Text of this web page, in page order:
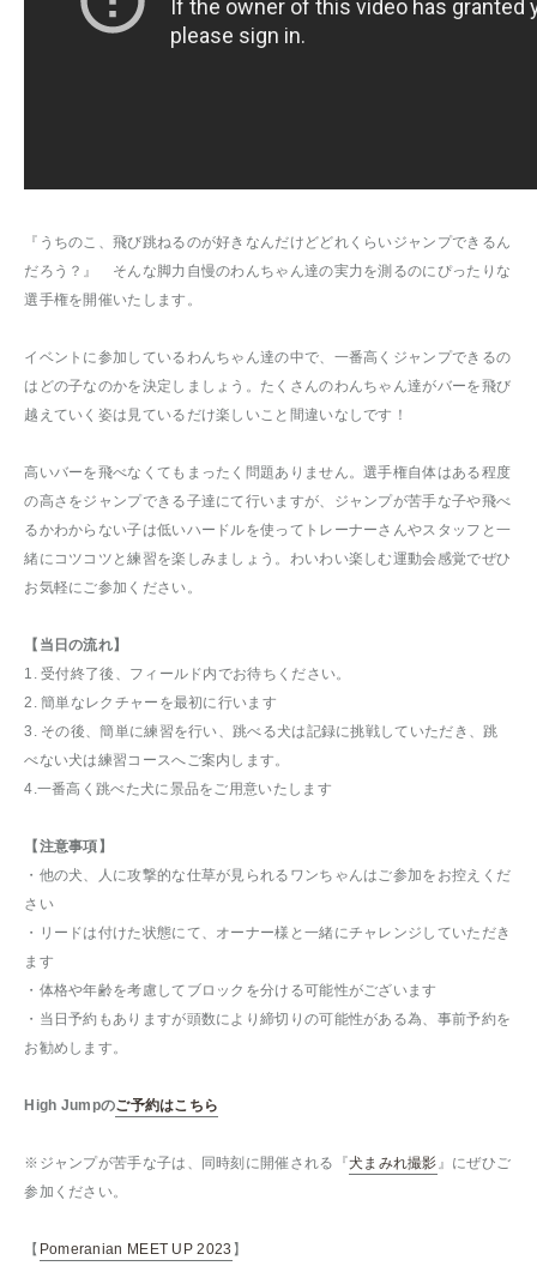
『うちのこ、飛び跳ねるのが好きなんだけどどれくらいジャンプできるん
だろう？』 そんな脚力自慢のわんちゃん達の実力を測るのにぴったりな
選手権を開催いたします。
イベントに参加しているわんちゃん達の中で、一番高くジャンプできるの
はどの子なのかを決定しましょう。たくさんのわんちゃん達がバーを飛び
越えていく姿は見ているだけ楽しいこと間違いなしです！
高いバーを飛べなくてもまったく問題ありません。選手権自体はある程度
の高さをジャンプできる子達にて行いますが、ジャンプが苦手な子や飛べ
るかわからない子は低いハードルを使ってトレーナーさんやスタッフと一
緒にコツコツと練習を楽しみましょう。わいわい楽しむ運動会感覚でぜひ
お気軽にご参加ください。
【当日の流れ】
1. 受付終了後、フィールド内でお待ちください。
2. 簡単なレクチャーを最初に行います
3. その後、簡単に練習を行い、跳べる犬は記録に挑戦していただき、跳
べない犬は練習コースへご案内します。
4.一番高く跳べた犬に景品をご用意いたします
【注意事項】
・他の犬、人に攻撃的な仕草が見られるワンちゃんはご参加をお控えくだ
さい
・リードは付けた状態にて、オーナー様と一緒にチャレンジしていただき
ます
・体格や年齢を考慮してブロックを分ける可能性がございます
・当日予約もありますが頭数により締切りの可能性がある為、事前予約を
お勧めします。
High Jumpのご予約はこちら
※ジャンプが苦手な子は、同時刻に開催される『犬まみれ撮影 』にぜひご
参加ください。
【 Pomeranian MEET UP 2023 】